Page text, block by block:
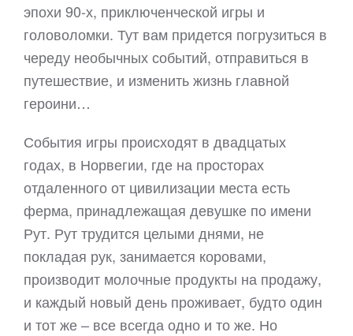
эпохи 90-х, приключенческой игры и
головоломки. Тут вам придется погрузиться в
череду необычных событий, отправиться в
путешествие, и изменить жизнь главной
героини…
События игры происходят в двадцатых
годах, в Норвегии, где на просторах
отдаленного от цивилизации места есть
ферма, принадлежащая девушке по имени
Рут. Рут трудится целыми днями, не
покладая рук, занимается коровами,
производит молочные продукты на продажу,
и каждый новый день проживает, будто один
и тот же – все всегда одно и то же. Но